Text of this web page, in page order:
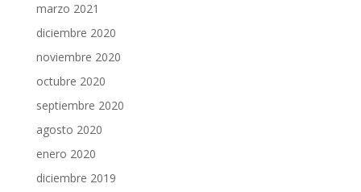
marzo 2021
diciembre 2020
noviembre 2020
octubre 2020
septiembre 2020
agosto 2020
enero 2020
diciembre 2019